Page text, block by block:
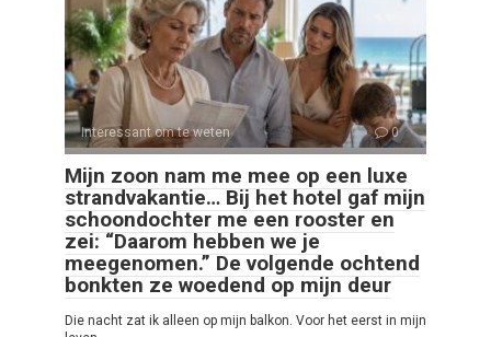
Interessant om te weten 0
Mijn zoon nam me mee op een luxe
strandvakantie… Bij het hotel gaf mijn
schoondochter me een rooster en
zei: “Daarom hebben we je
meegenomen.” De volgende ochtend
bonkten ze woedend op mijn deur
Die nacht zat ik alleen op mijn balkon. Voor het eerst in mijn